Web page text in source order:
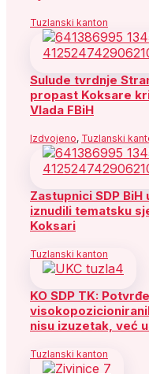
Tuzlanski kanton
Sulude tvrdnje
propast Koksare
Vlada FBiH
Izdvojeno, Tuzlanski
Zastupnici SDP
iznudili tematsku
Koksari
Tuzlanski kanton
KO SDP TK:
nisu izuzetak, već
Tuzlanski kanton